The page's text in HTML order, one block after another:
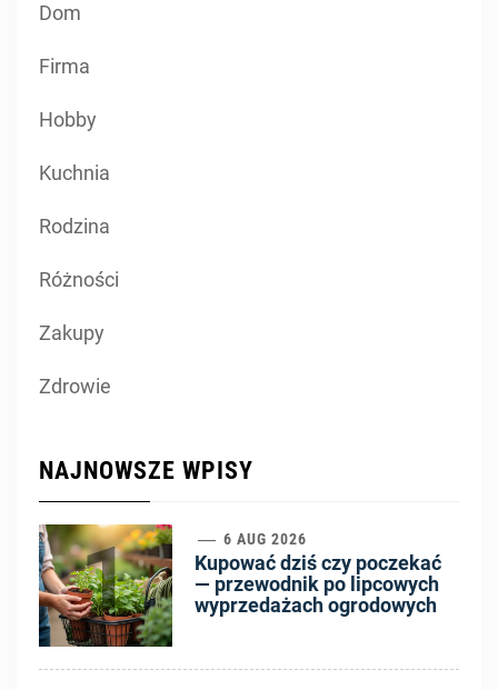
Dom
Firma
Hobby
Kuchnia
Rodzina
Różności
Zakupy
Zdrowie
NAJNOWSZE WPISY
1 6 AUG 2026
Kupować dziś czy poczekać
— przewodnik po lipcowych
wyprzedażach ogrodowych